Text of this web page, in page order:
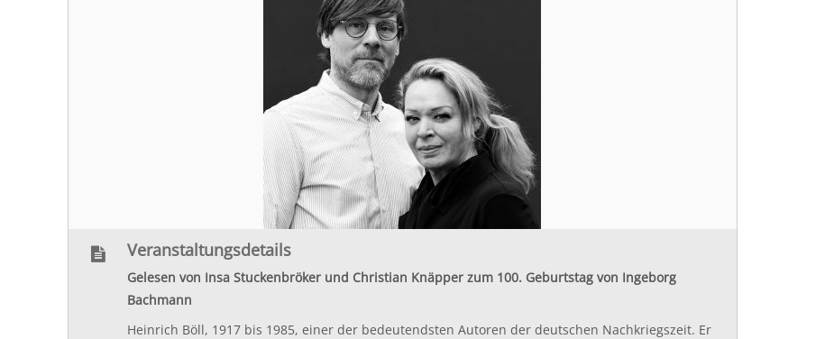
Veranstaltungsdetails
Gelesen von Insa Stuckenbröker und Christian Knäpper zum 100. Geburtstag von Ingeborg
Bachmann
Heinrich Böll, 1917 bis 1985, einer der bedeutendsten Autoren der deutschen Nachkriegszeit. Er